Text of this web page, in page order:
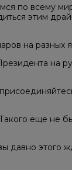
по всему
этим
на разных
на
еще не
давно этого